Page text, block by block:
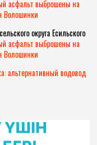
асфальт выброшены на
Волошинки
округа Есильского
асфальт выброшены на
Волошинки
альтернативный водовод